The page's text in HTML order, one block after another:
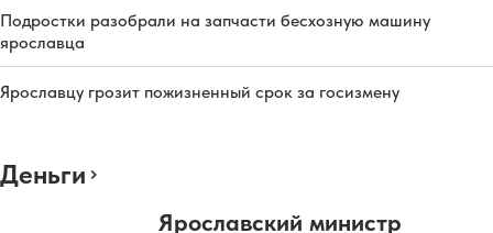
Подростки разобрали на запчасти бесхозную машину
ярославца
Ярославцу грозит пожизненный срок за госизмену
Деньги
Ярославский министр